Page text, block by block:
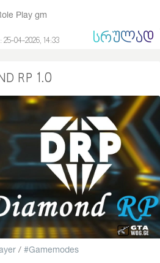
Play gm
04-2026, 14:33 ᲡᲠᲣᲚᲐᲓ
RP 1.0
/
Gamemodes